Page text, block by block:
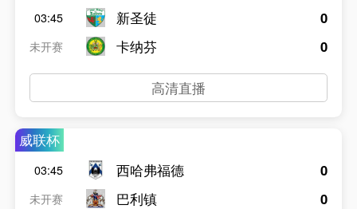
03:45
未开赛
新圣徒
卡纳芬
0
0
高清直播
威联杯
03:45
未开赛
西哈弗福德
巴利镇
0
0